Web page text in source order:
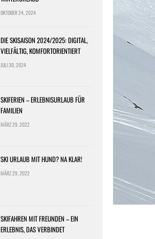
OKTOBER 24, 2024
DIE SKISAISON 2024/2025: DIGITAL,
VIELFÄLTIG, KOMFORTORIENTIERT
JULI 30, 2024
SKIFERIEN – ERLEBNISURLAUB FÜR
FAMILIEN
MÄRZ 29, 2022
SKI URLAUB MIT HUND? NA KLAR!
MÄRZ 29, 2022
SKIFAHREN MIT FREUNDEN – EIN
ERLEBNIS, DAS VERBINDET